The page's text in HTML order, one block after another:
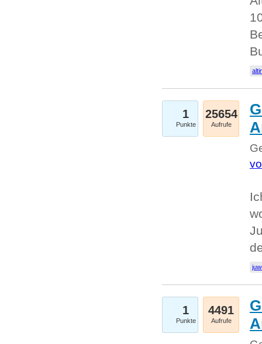
1
Punkte
25654
Aufrufe
1
Punkte
4491
Aufrufe